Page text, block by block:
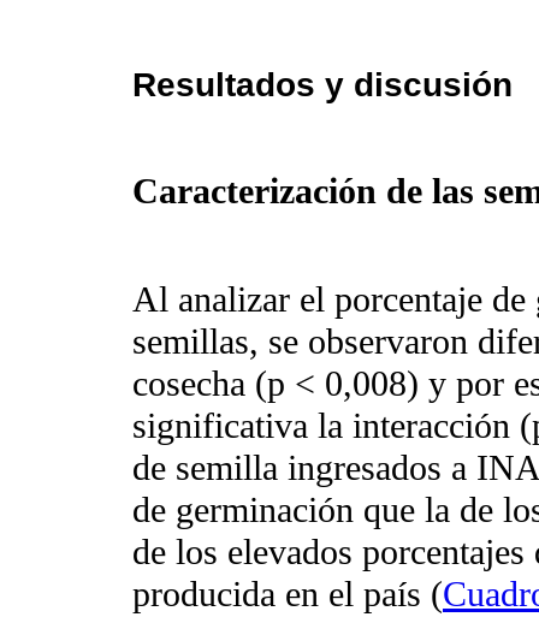
Resultados y discusión
Caracterización de las
Al analizar el porcentaje
semillas, se observaron
cosecha (p < 0,008) y por
significativa la interacción
de semilla ingresados a
de germinación que la de
de los elevados
producida en el país (